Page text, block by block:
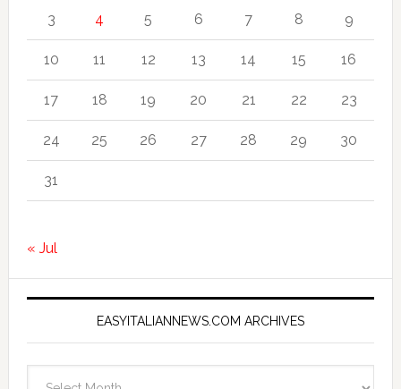
3 4 5 6 7 8 9
10 11 12 13 14 15 16
17 18 19 20 21 22 23
24 25 26 27 28 29 30
31
« Jul
EASYITALIANNEWS.COM ARCHIVES